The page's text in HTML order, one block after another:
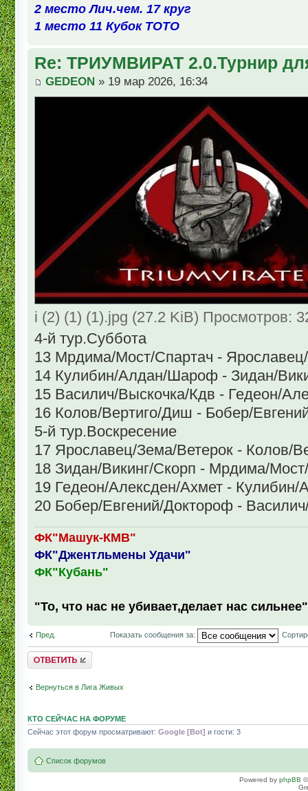
2 место Лич.чем. 17 круг
1 место 11 Кубок ТОТО
Re: ТРИУМВИРАТ 2.0.Турнир
GEDEON » 19 мар 2026, 16:34
i (2) (1) (1).jpg (27.2 KiB) Просмотров:
4-й тур.Суббота
13 Мрдима/Мост/Спартач -
14 Кулибин/Алдан/Шароф - Зидан/
15 Василич/Выскочка/Кдв - Гедеон/
16 Колов/Вертиго/Диш - Бобер/
5-й тур.Воскресение
17 Ярославец/Зема/Ветерок - Колов/
18 Зидан/Викинг/Скорп - Мрдима/
19 Гедеон/Алексден/Ахмет -
20 Бобер/Евгений/Доктороф -
ФК"Машук-КМВ"
ФК"Джентльмены Удачи"
ФК"Кубань"
"То, что нас не убивает,делает нас сильнее"
Пред. Показать сообщения за:
Комментировать
Вернуться в Лига Живых
КТО СЕЙЧАС НА ФОРУМЕ
Сейчас этот форум просматривают: Google [Bot] и гости: 3
Список форумов
Powered by phpBB